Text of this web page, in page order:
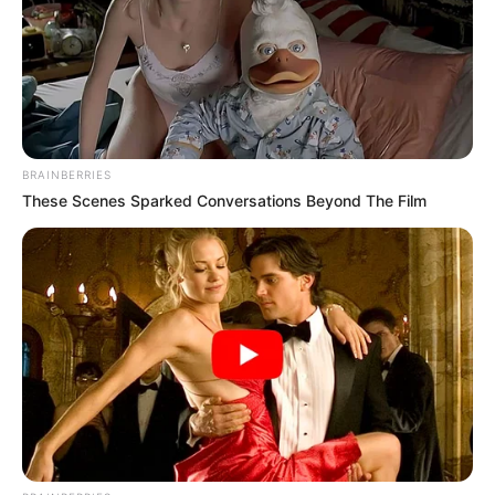
TEMAS DESTACADOS
EMERGENCIAS POR LLUVIAS
FUERTES LLUVIAS
LIGA BETPLAY
METRO DE MEDELLÍN
FENÓMENO DEL NIÑO
BRAINBERRIES
These Scenes Sparked Conversations Beyond The Film